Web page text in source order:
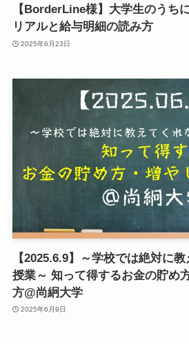
【BorderLine様】大学生のうち
リアルと給与明細の読み方
2025年6月23日
【2025.6.9】～学校では絶対に
授業～ 知って得するお金の貯め
方@尚絅大学
2025年6月9日